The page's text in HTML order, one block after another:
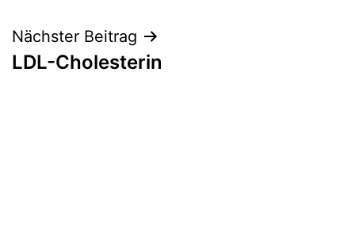
Nächster Beitrag
LDL-Cholesterin